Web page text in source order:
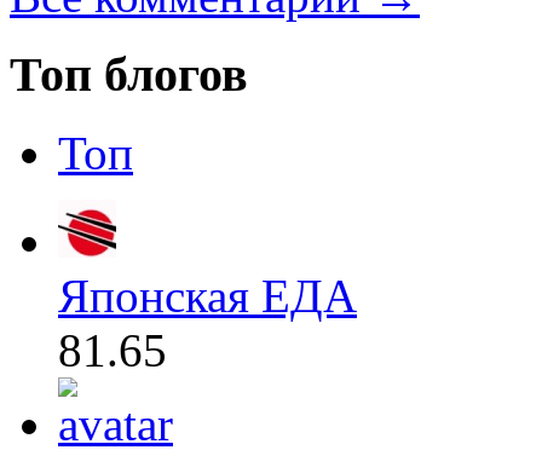
Топ блогов
Топ
Японская ЕДА
81.65